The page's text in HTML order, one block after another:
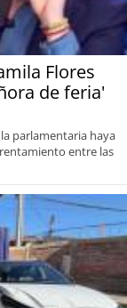
Flores
de feria'
parlamentaria haya
entre las